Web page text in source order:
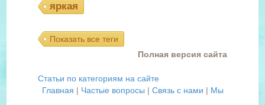
яркая
Показать все теги
Полная версия сайта
Статьи по категориям на сайте
Главная | Частые вопросы | Связь с нами | Мы